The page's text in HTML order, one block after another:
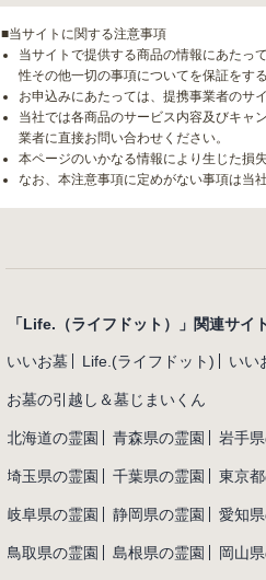
■当サイトに関する注意事項
当サイトで提供する商品の情報にあたっ
性その他一切の事項についてを保証をす
お申込みにあたっては、提携事業者のサ
当社では各商品のサービス内容及びキャ
業者に直接お問い合わせください。
本ページのいかなる情報により生じた損
なお、本注意事項に定めがない事項は当
「Life.（ライフドット）」関連サイ
いいお墓 Life.(ライフドット) いい
お墓の引越し＆墓じまいくん
北海道の霊園 青森県の霊園 岩手
埼玉県の霊園 千葉県の霊園 東京
岐阜県の霊園 静岡県の霊園 愛知
鳥取県の霊園 島根県の霊園 岡山